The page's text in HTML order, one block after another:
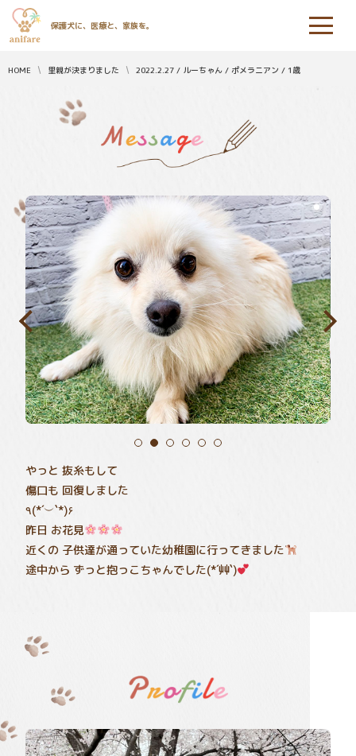
保護犬に、医療と、家族を。
HOME 里親が決まりました 2022.2.27 / ルーちゃん / ポメラニアン / 1歳
やっと 抜糸もして
傷口も 回復しました
٩(*´︶`*)۶
昨日 お花見
近くの 子供達が通っていた幼稚園に行ってきました
途中から ずっと抱っこちゃんでした(*´艸`)